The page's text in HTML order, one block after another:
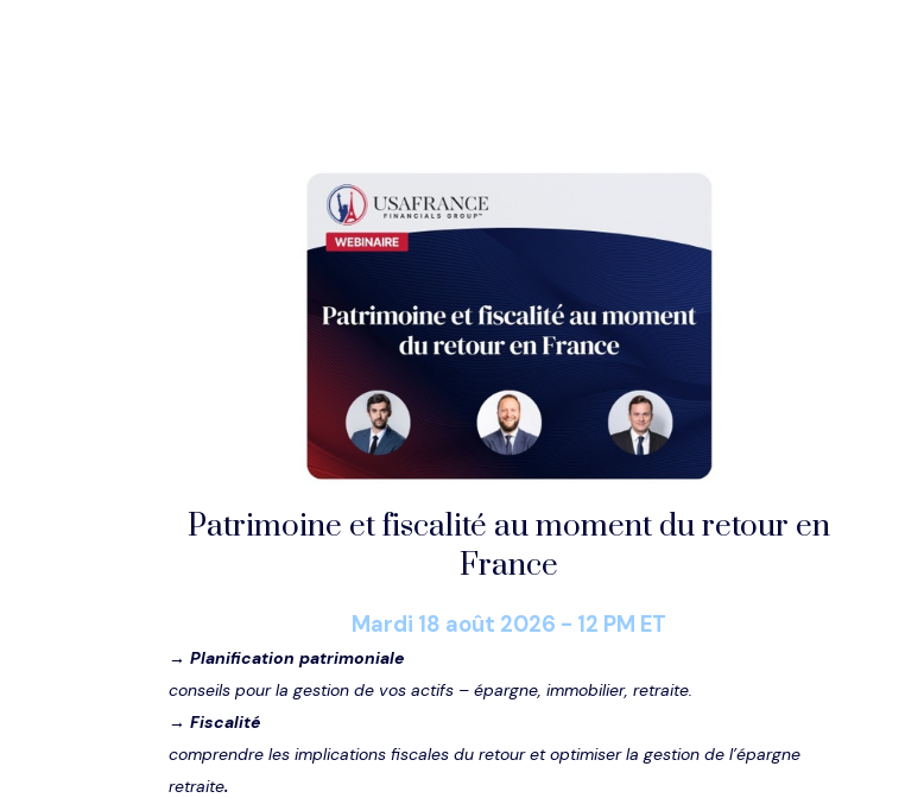
Patrimoine et fiscalité au moment du retour en
France
Mardi 18 août 2026 - 12 PM ET
→ Planification patrimoniale
conseils pour la gestion de vos actifs – épargne, immobilier, retraite.
→ Fiscalité
comprendre les implications fiscales du retour et optimiser la gestion de l’épargne
retraite.